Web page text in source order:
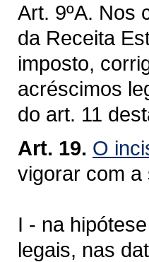
Art. 9ºA. Nos
da Receita
imposto,
acréscimos
do art. 11
Art. 19. O
vigorar com a
I - na
legais, nas